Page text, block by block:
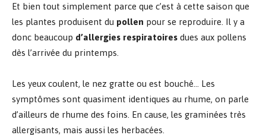
Et bien tout simplement parce que c’est à cette saison que
les plantes produisent du pollen pour se reproduire. Il y a
donc beaucoup d’allergies respiratoires dues aux pollens
dès l’arrivée du printemps.
Les yeux coulent, le nez gratte ou est bouché… Les
symptômes sont quasiment identiques au rhume, on parle
d’ailleurs de rhume des foins. En cause, les graminées très
allergisants, mais aussi les herbacées.